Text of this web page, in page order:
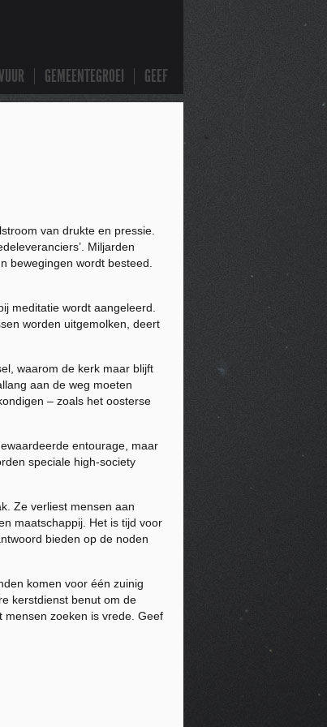
GEMEENTEGROEI GEEF
van drukte en pressie.
Miljarden
bewegingen wordt besteed.
meditatie wordt aangeleerd.
worden uitgemolken, deert
waarom de kerk maar blijft
aan de weg moeten
– zoals het oosterse
entourage, maar
speciale high-society
Ze verliest mensen aan
maatschappij. Het is tijd voor
bieden op de noden
komen voor één zuinig
kerstdienst benut om de
mensen zoeken is vrede. Geef